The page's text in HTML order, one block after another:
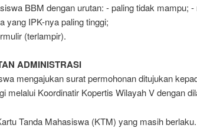
BBM dengan urutan: - paling tidak mampu;
yang IPK-nya paling tinggi;
(terlampir).
ADMINISTRASI
mengajukan surat permohonan ditujukan
melalui Koordinatir Kopertis Wilayah V dengan
Tanda Mahasiswa (KTM) yang masih berlaku.